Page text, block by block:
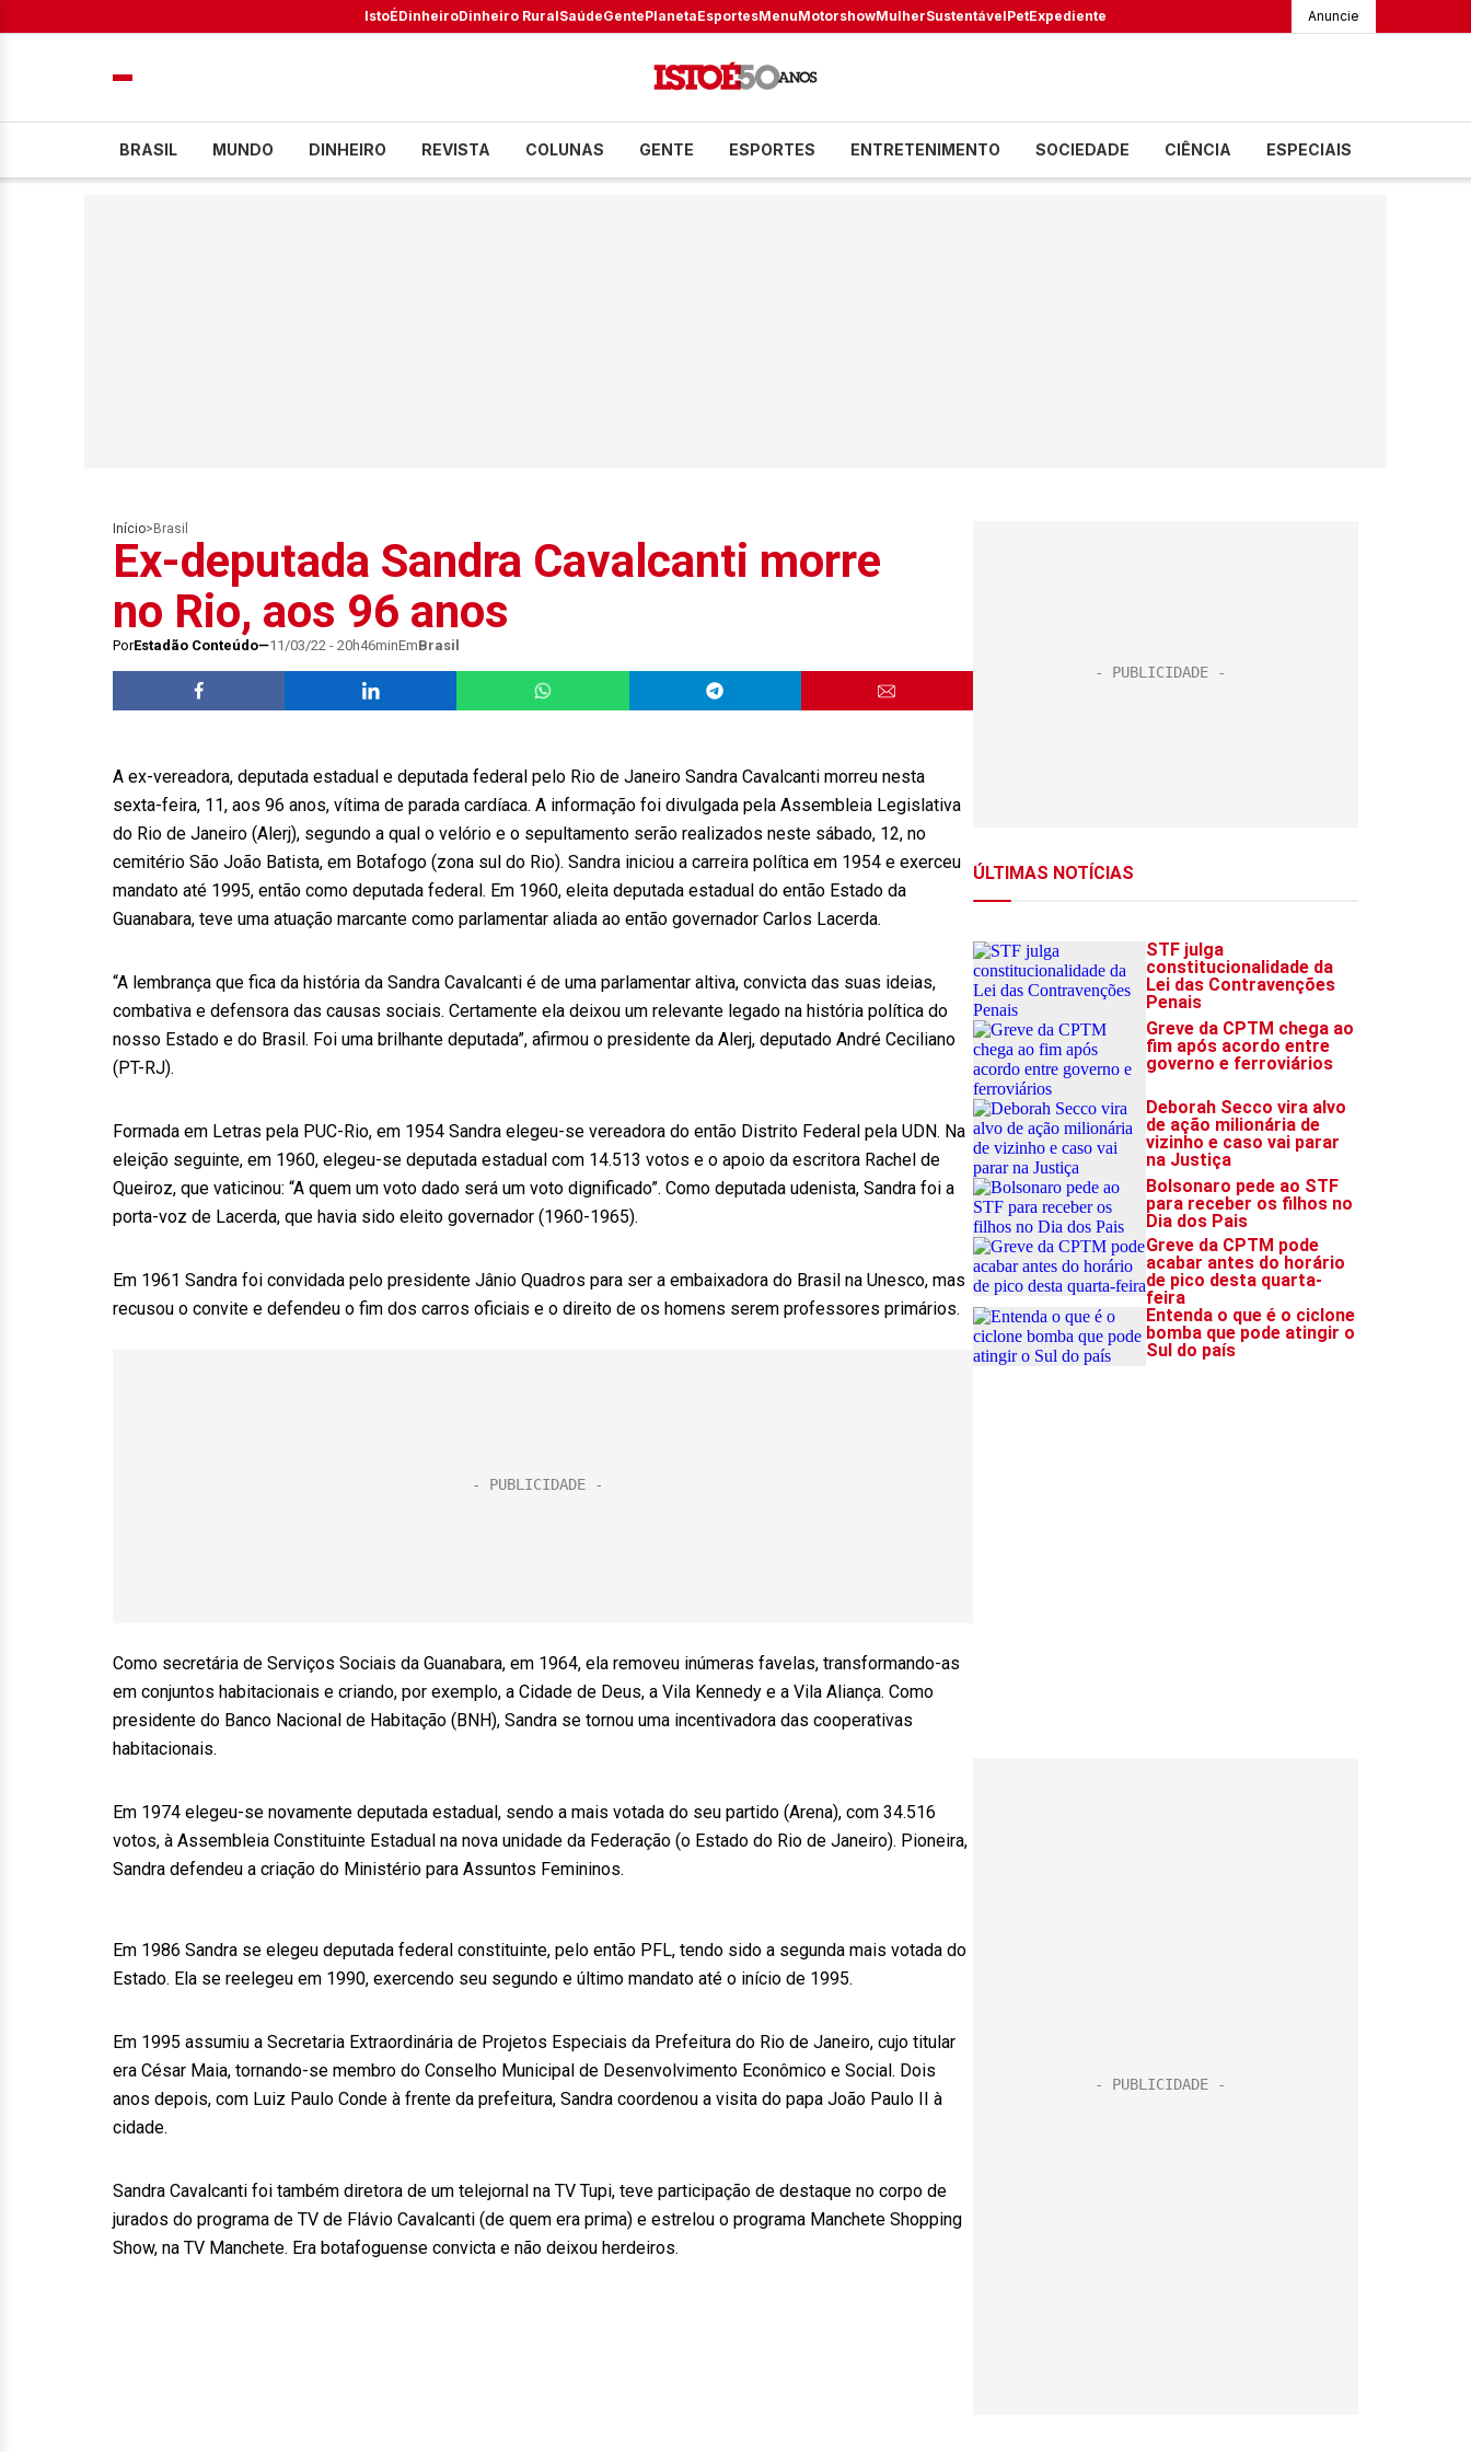
IstoÉDinheiroDinheiro RuralSaúdeGentePlanetaEsportesMenuMotorshowMulherSustentávelPetExpediente Anuncie
BRASIL MUNDO DINHEIRO REVISTA COLUNAS GENTE ESPORTES ENTRETENIMENTO SOCIEDADE CIÊNCIA ESPECIAIS
Início> Brasil
Ex-deputada Sandra Cavalcanti morre
no Rio, aos 96 anos
PorEstadão Conteúdo 11/03/22 - 20h46minEmBrasil
A ex-vereadora, deputada estadual e deputada federal pelo Rio de Janeiro Sandra Cavalcanti morreu nesta
sexta-feira, 11, aos 96 anos, vítima de parada cardíaca. A informação foi divulgada pela Assembleia Legislativa
do Rio de Janeiro (Alerj), segundo a qual o velório e o sepultamento serão realizados neste sábado, 12, no
cemitério São João Batista, em Botafogo (zona sul do Rio). Sandra iniciou a carreira política em 1954 e exerceu
mandato até 1995, então como deputada federal. Em 1960, eleita deputada estadual do então Estado da
Guanabara, teve uma atuação marcante como parlamentar aliada ao então governador Carlos Lacerda.
“A lembrança que fica da história da Sandra Cavalcanti é de uma parlamentar altiva, convicta das suas ideias,
combativa e defensora das causas sociais. Certamente ela deixou um relevante legado na história política do
nosso Estado e do Brasil. Foi uma brilhante deputada”, afirmou o presidente da Alerj, deputado André Ceciliano
(PT-RJ).
Formada em Letras pela PUC-Rio, em 1954 Sandra elegeu-se vereadora do então Distrito Federal pela UDN. Na
eleição seguinte, em 1960, elegeu-se deputada estadual com 14.513 votos e o apoio da escritora Rachel de
Queiroz, que vaticinou: “A quem um voto dado será um voto dignificado”. Como deputada udenista, Sandra foi a
porta-voz de Lacerda, que havia sido eleito governador (1960-1965).
Em 1961 Sandra foi convidada pelo presidente Jânio Quadros para ser a embaixadora do Brasil na Unesco, mas
recusou o convite e defendeu o fim dos carros oficiais e o direito de os homens serem professores primários.
Como secretária de Serviços Sociais da Guanabara, em 1964, ela removeu inúmeras favelas, transformando-as
em conjuntos habitacionais e criando, por exemplo, a Cidade de Deus, a Vila Kennedy e a Vila Aliança. Como
presidente do Banco Nacional de Habitação (BNH), Sandra se tornou uma incentivadora das cooperativas
habitacionais.
Em 1974 elegeu-se novamente deputada estadual, sendo a mais votada do seu partido (Arena), com 34.516
votos, à Assembleia Constituinte Estadual na nova unidade da Federação (o Estado do Rio de Janeiro). Pioneira,
Sandra defendeu a criação do Ministério para Assuntos Femininos.
Em 1986 Sandra se elegeu deputada federal constituinte, pelo então PFL, tendo sido a segunda mais votada do
Estado. Ela se reelegeu em 1990, exercendo seu segundo e último mandato até o início de 1995.
Em 1995 assumiu a Secretaria Extraordinária de Projetos Especiais da Prefeitura do Rio de Janeiro, cujo titular
era César Maia, tornando-se membro do Conselho Municipal de Desenvolvimento Econômico e Social. Dois
anos depois, com Luiz Paulo Conde à frente da prefeitura, Sandra coordenou a visita do papa João Paulo II à
cidade.
Sandra Cavalcanti foi também diretora de um telejornal na TV Tupi, teve participação de destaque no corpo de
jurados do programa de TV de Flávio Cavalcanti (de quem era prima) e estrelou o programa Manchete Shopping
Show, na TV Manchete. Era botafoguense convicta e não deixou herdeiros.